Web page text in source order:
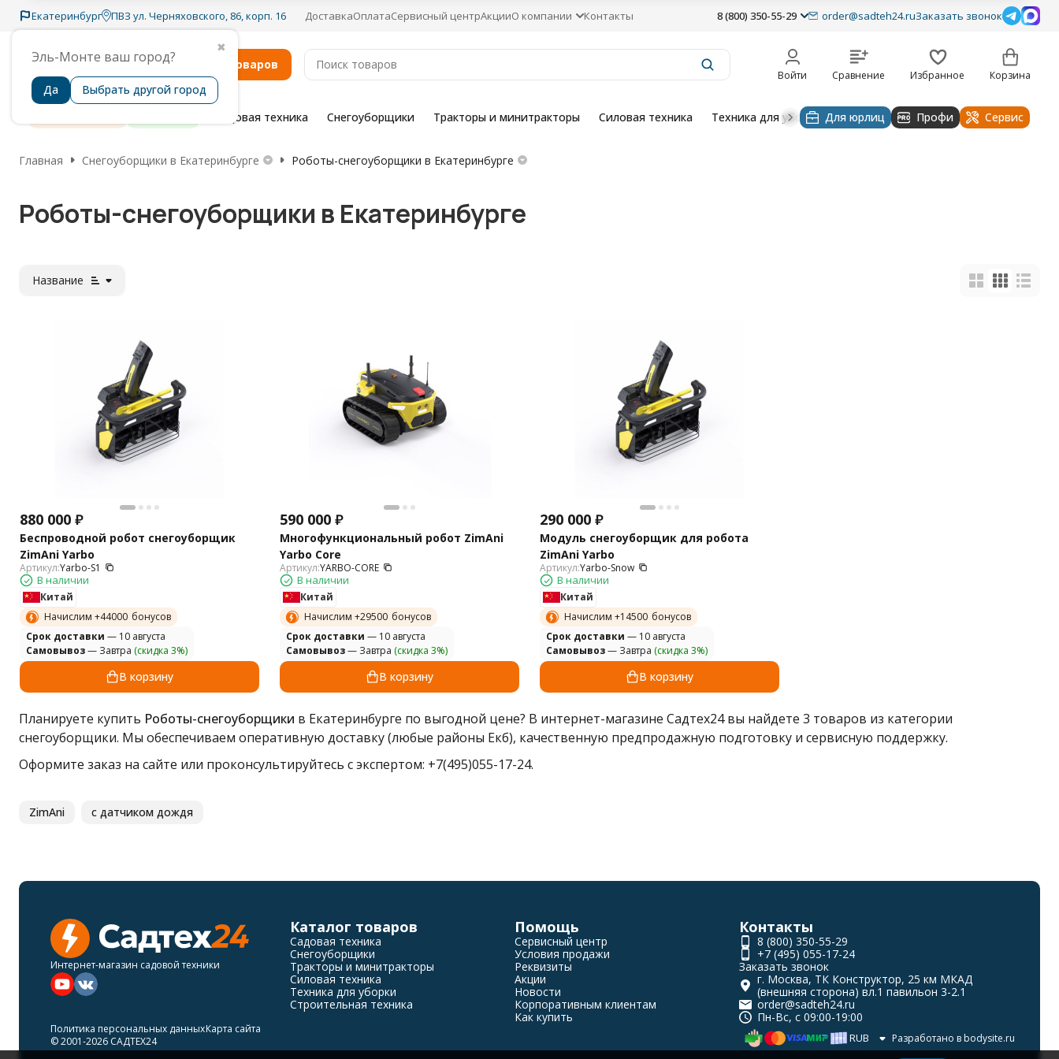
Екатеринбург
✖
Эль-Монте ваш город?
Да Выбрать другой город
ПВЗ ул. Черняховского, 86, корп. 16 ДоставкаОплатаСервисный центрАкцииО компании Контакты 8 (800) 350-55-29 order@sadteh24.ruЗаказать звонок
Каталог товаров
Войти Сравнение Избранное Корзина
Садовая техника Снегоуборщики Тракторы и минитракторы Силовая техника Техника для уборки Строительная техника
Для юрлиц Профи Сервис
Главная Снегоуборщики в Екатеринбурге Роботы-снегоуборщики в Екатеринбурге
Роботы-снегоуборщики в Екатеринбурге
Название
880 000 ₽
Беспроводной робот снегоуборщик
ZimAni Yarbo
Артикул:Yarbo-S1
В наличии
Китай
Начислим +44000 бонусов
Cрок доставки — 10 августа
Самовывоз— Завтра (скидка 3%)
В корзину
590 000 ₽
Многофункциональный робот ZimAni
Yarbo Core
Артикул:YARBO-CORE
В наличии
Китай
Начислим +29500 бонусов
Cрок доставки — 10 августа
Самовывоз— Завтра (скидка 3%)
В корзину
290 000 ₽
Модуль снегоуборщик для робота
ZimAni Yarbo
Артикул:Yarbo-Snow
В наличии
Китай
Начислим +14500 бонусов
Cрок доставки — 10 августа
Самовывоз— Завтра (скидка 3%)
В корзину
Планируете купить Роботы-снегоуборщики в Екатеринбурге по выгодной цене? В интернет-магазине Садтех24 вы найдете 3 товаров из категории
снегоуборщики. Мы обеспечиваем оперативную доставку (любые районы Екб), качественную предпродажную подготовку и сервисную поддержку.
Оформите заказ на сайте или проконсультируйтесь с экспертом: +7(495)055-17-24.
ZimAni с датчиком дождя
Интернет-магазин садовой техники
Каталог товаров
Садовая техника
Снегоуборщики
Тракторы и минитракторы
Силовая техника
Техника для уборки
Строительная техника
Помощь
Сервисный центр
Условия продажи
Реквизиты
Акции
Новости
Корпоративным клиентам
Как купить
Контакты
8 (800) 350-55-29
+7 (495) 055-17-24
Заказать звонок
г. Москва, ТК Конструктор, 25 км МКАД
(внешняя сторона) вл.1 павильон 3-2.1
order@sadteh24.ru
Пн-Вс, с 09:00-19:00
Политика персональных данныхКарта сайта
© 2001-2026 САДТЕХ24
RUB Разработано в bodysite.ru